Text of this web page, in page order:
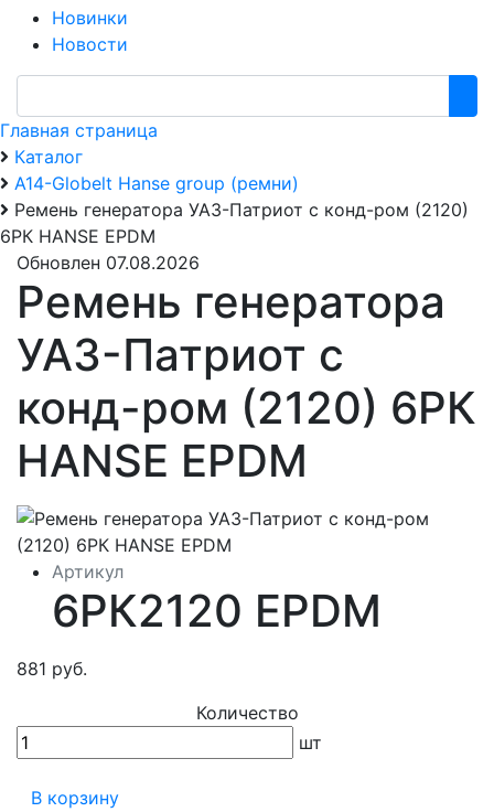
Новинки
Новости
Главная страница
Каталог
А14-Globelt Hanse group (ремни)
Ремень генератора УАЗ-Патриот с конд-ром (2120)
6РК HANSE EPDM
Обновлен 07.08.2026
Ремень генератора
УАЗ-Патриот с
конд-ром (2120) 6РК
HANSE EPDM
Артикул
6РК2120 EPDM
881 руб.
Количество
шт
В корзину